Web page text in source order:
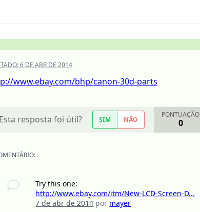
6 DE ABR DE 2014
www.ebay.com/bhp/canon-30d-parts
Esta resposta foi útil? SIM NÃO
PONTUAÇÃO
0
Try this one:
http://www.ebay.com/itm/New-LCD-Screen-D...
7 de abr de 2014 por mayer